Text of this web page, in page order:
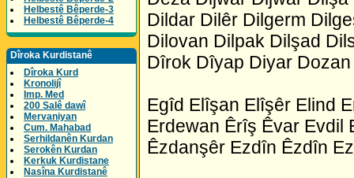
Helbestê Bêperde-3
Helbestê Bêperde-4
Dîroka Kurdistanê
Dîroka Kurd
Kronolijî
Imp. Med
200 Salê dawî
Mervaniyan
Cum. Mahabad
Serhildanên Kurdan
Serokên Kurdan
Kerkuk Kurdistane
Nasîna Kurdistanê
Dildar Dilêr Dilgerm
Dilovan Dilpak Dilşad
Dîrok Dîyap Diyar
Egîd Elîşan Elîşêr Elind
Erdewan Êrîş Êvar Evdil
Êzdanşêr Ezdîn Êzdîn